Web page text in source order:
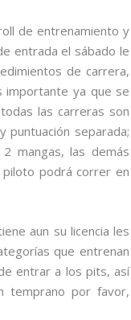
de entrenamiento y
entrada el sábado le
de carrera,
importante ya que se
las carreras son
separada;
mangas, las demás
podrá correr en
aun su licencia les
que entrenan
entrar a los pits, así
temprano por favor,